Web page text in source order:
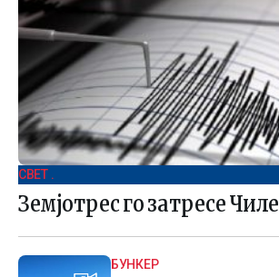
СВЕТ .
Земјотрес го затресе Чиле
БУНКЕР